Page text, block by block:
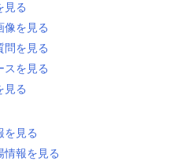
見る
像を見る
問を見る
スを見る
見る
を見る
情報を見る